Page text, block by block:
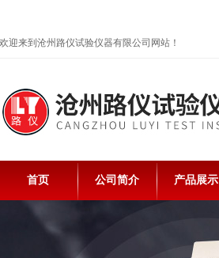
欢迎来到沧州路仪试验仪器有限公司网站！
首页 公司简介 产品展示